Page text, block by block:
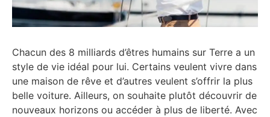
Chacun des 8 milliards d’êtres humains sur Terre a un
style de vie idéal pour lui. Certains veulent vivre dans
une maison de rêve et d’autres veulent s’offrir la plus
belle voiture. Ailleurs, on souhaite plutôt découvrir de
nouveaux horizons ou accéder à plus de liberté. Avec